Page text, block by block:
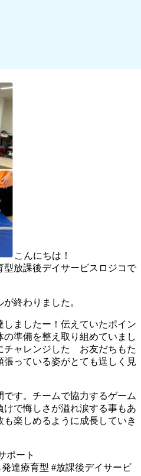
こんにちは！
型放課後デイサービスロジコで
終わりました。
ましたー！伝えていたポイン
の準備を整え取り組めていまし
チャレンジした お友だちもた
張っている姿がとても逞しく見
す。チームで協力するゲーム
で悔しさが溢れ涙する事もあ
楽しめるように成長していき
ポート
達療育型 #放課後デイサービ